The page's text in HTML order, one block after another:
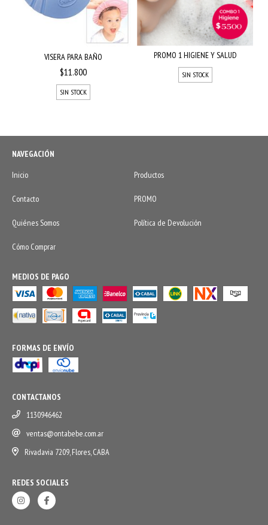
VISERA PARA BAÑO
$11.800
SIN STOCK
PROMO 1 HIGIENE Y SALUD
SIN STOCK
NAVEGACIÓN
Inicio
Productos
Contacto PROMO
Quiénes Somos Política de Devolución
Cómo Comprar
MEDIOS DE PAGO
FORMAS DE ENVÍO
CONTACTANOS
1130946462
ventas@ontabebe.com.ar
Rivadavia 7209, Flores, CABA
REDES SOCIALES